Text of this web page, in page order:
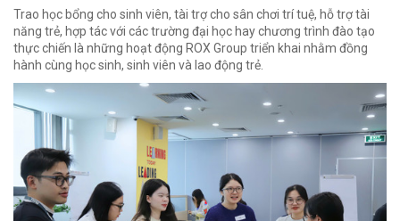
Trao học bổng cho sinh viên, tài trợ cho sân chơi trí tuệ, hỗ trợ tài
năng trẻ, hợp tác với các trường đại học hay chương trình đào tạo
thực chiến là những hoạt động ROX Group triển khai nhằm đồng
hành cùng học sinh, sinh viên và lao động trẻ.